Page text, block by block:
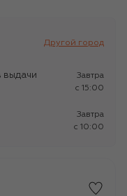
Другой город
выдачи
Завтра
c 15:00
Завтра
c 10:00